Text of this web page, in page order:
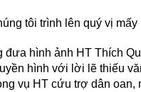
tôi trình lên quý vị
đưa hình ảnh HT Thích
hình với lời lẽ thiếu
vụ HT cứu trợ dân